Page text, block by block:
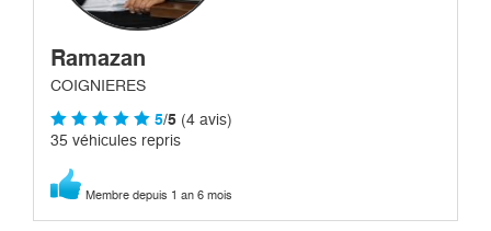
Ramazan
COIGNIERES
5/5 (4 avis)
35 véhicules repris
Membre depuis 1 an 6 mois